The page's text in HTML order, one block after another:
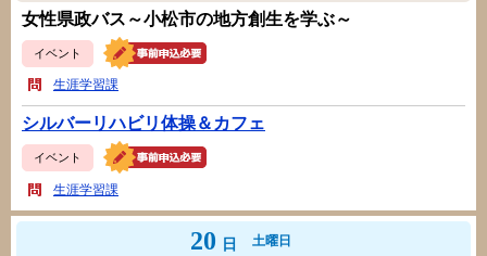
女性県政バス～小松市の地方創生を学ぶ～
イベント
生涯学習課
シルバーリハビリ体操＆カフェ
イベント
生涯学習課
20 日 土曜日